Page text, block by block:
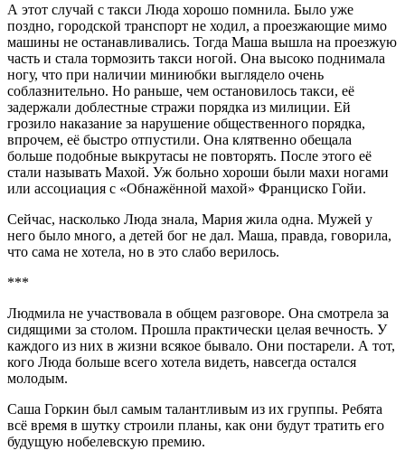
А этот случай с такси Люда хорошо помнила. Было уже
поздно, городской транспорт не ходил, а проезжающие мимо
машины не останавливались. Тогда Маша вышла на проезжую
часть и стала тормозить такси ногой. Она высоко поднимала
ногу, что при наличии миниюбки выглядело очень
соблазнительно. Но раньше, чем остановилось такси, её
задержали доблестные стражи порядка из милиции. Ей
грозило наказание за нарушение общественного порядка,
впрочем, её быстро отпустили. Она клятвенно обещала
больше подобные выкрутасы не повторять. После этого её
стали называть Махой. Уж больно хороши были махи ногами
или ассоциация с «Обнажённой махой» Франциско Гойи.
Сейчас, насколько Люда знала, Мария жила одна. Мужей у
него было много, а детей бог не дал. Маша, правда, говорила,
что сама не хотела, но в это слабо верилось.
***
Людмила не участвовала в общем разговоре. Она смотрела за
сидящими за столом. Прошла практически целая вечность. У
каждого из них в жизни всякое бывало. Они постарели. А тот,
кого Люда больше всего хотела видеть, навсегда остался
молодым.
Саша Горкин был самым талантливым из их группы. Ребята
всё время в шутку строили планы, как они будут тратить его
будущую нобелевскую премию.